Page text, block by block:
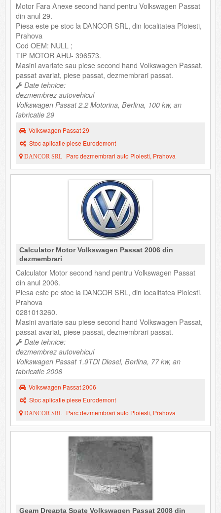
Motor Fara Anexe second hand pentru Volkswagen Passat
din anul 29.
Piesa este pe stoc la DANCOR SRL, din localitatea Ploiesti,
Prahova
Cod OEM: NULL ;
TIP MOTOR AHU- 396573.
Masini avariate sau piese second hand Volkswagen Passat,
passat avariat, piese passat, dezmembrari passat.
Date tehnice:
dezmembrez autovehicul
Volkswagen Passat 2.2 Motorina, Berlina, 100 kw, an
fabricatie 29
Volkswagen Passat 29
Stoc aplicatie piese Eurodemont
DANCOR SRL Parc dezmembrari auto Ploiesti, Prahova
Calculator Motor Volkswagen Passat 2006 din
dezmembrari
Calculator Motor second hand pentru Volkswagen Passat
din anul 2006.
Piesa este pe stoc la DANCOR SRL, din localitatea Ploiesti,
Prahova
0281013260.
Masini avariate sau piese second hand Volkswagen Passat,
passat avariat, piese passat, dezmembrari passat.
Date tehnice:
dezmembrez autovehicul
Volkswagen Passat 1.9TDI Diesel, Berlina, 77 kw, an
fabricatie 2006
Volkswagen Passat 2006
Stoc aplicatie piese Eurodemont
DANCOR SRL Parc dezmembrari auto Ploiesti, Prahova
Geam Dreapta Spate Volkswagen Passat 2008 din